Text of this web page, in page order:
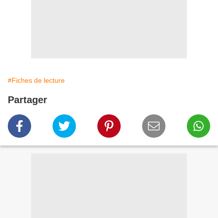
#Fiches de lecture
Partager